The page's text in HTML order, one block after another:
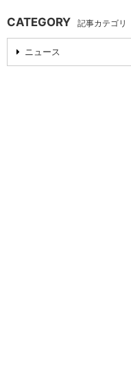
CATEGORY 記事カテゴリ
ニュース